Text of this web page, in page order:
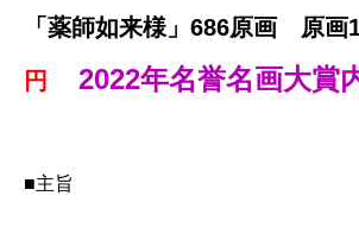
「薬師如来様」686原画 原画
円 2022年名誉名画大賞
■主旨